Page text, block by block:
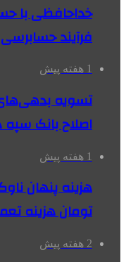
خداحافظی با
فرآیند
1 هفته پیش
اصلاح بانک سپه
1 هفته پیش
هزینه پنهان
تومان هزینه
2 هفته پیش